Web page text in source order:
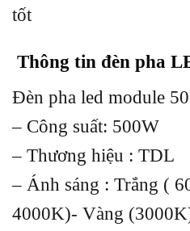
tốt
Thông tin đèn pha
Đèn pha led module
– Công suất: 500W
– Thương hiệu : TDL
– Ánh sáng : Trắng (
4000K)- Vàng